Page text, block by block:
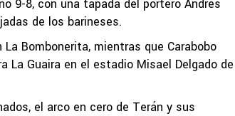
9-8, con una tapada del portero Andrés
de los barineses.
Bombonerita, mientras que Carabobo
La Guaira en el estadio Misael Delgado de
el arco en cero de Terán y sus